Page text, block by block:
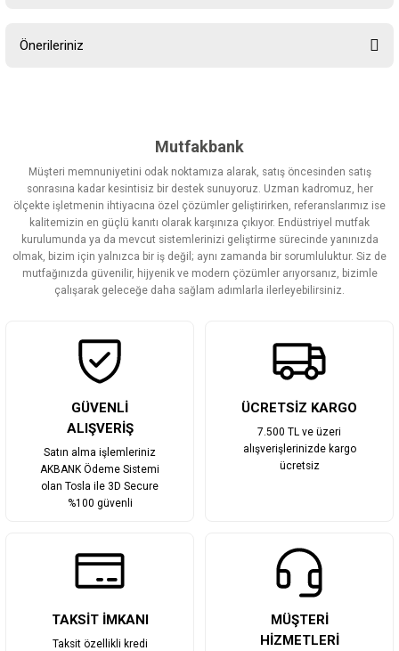
Önerileriniz
Görüş ve önerileriniz için teşekkür ederiz.
Ürün resmi kalitesiz, bozuk veya görüntülenemiyor.
Ürün açıklamasında eksik bilgiler bulunuyor.
Ürün bilgilerinde hatalar bulunuyor.
Ürün fiyatı diğer sitelerden daha pahalı.
Bu ürüne benzer farklı alternatifler olmalı.
Mutfakbank
Müşteri memnuniyetini odak noktamıza alarak, satış öncesinden satış
sonrasına kadar kesintisiz bir destek sunuyoruz. Uzman kadromuz, her
ölçekte işletmenin ihtiyacına özel çözümler geliştirirken, referanslarımız ise
kalitemizin en güçlü kanıtı olarak karşınıza çıkıyor. Endüstriyel mutfak
kurulumunda ya da mevcut sistemlerinizi geliştirme sürecinde yanınızda
olmak, bizim için yalnızca bir iş değil; aynı zamanda bir sorumluluktur. Siz de
mutfağınızda güvenilir, hijyenik ve modern çözümler arıyorsanız, bizimle
çalışarak geleceğe daha sağlam adımlarla ilerleyebilirsiniz.
GÜVENLİ
ALIŞVERİŞ
Satın alma işlemleriniz
AKBANK Ödeme Sistemi
olan Tosla ile 3D Secure
%100 güvenli
ÜCRETSİZ KARGO
7.500 TL ve üzeri
alışverişlerinizde kargo
ücretsiz
TAKSİT İMKANI
Taksit özellikli kredi
MÜŞTERİ
HİZMETLERİ